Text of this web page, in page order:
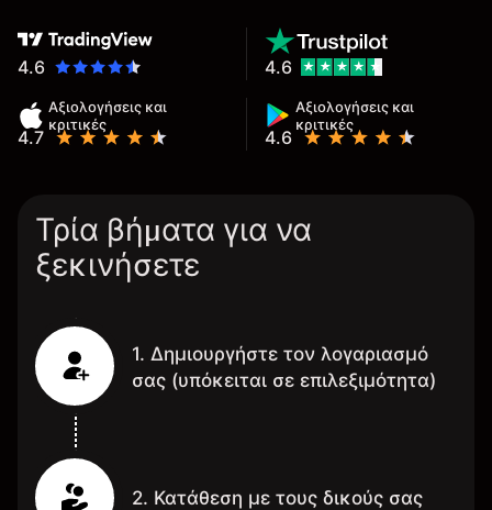
4.6
Αξιολογήσεις και
κριτικές
4.7
Αξιολογήσεις και
κριτικές
4.6
4.6
Τρία βήματα για να
ξεκινήσετε
1. Δημιουργήστε τον λογαριασμό
σας (υπόκειται σε επιλεξιμότητα)
2. Κατάθεση με τους δικούς σας